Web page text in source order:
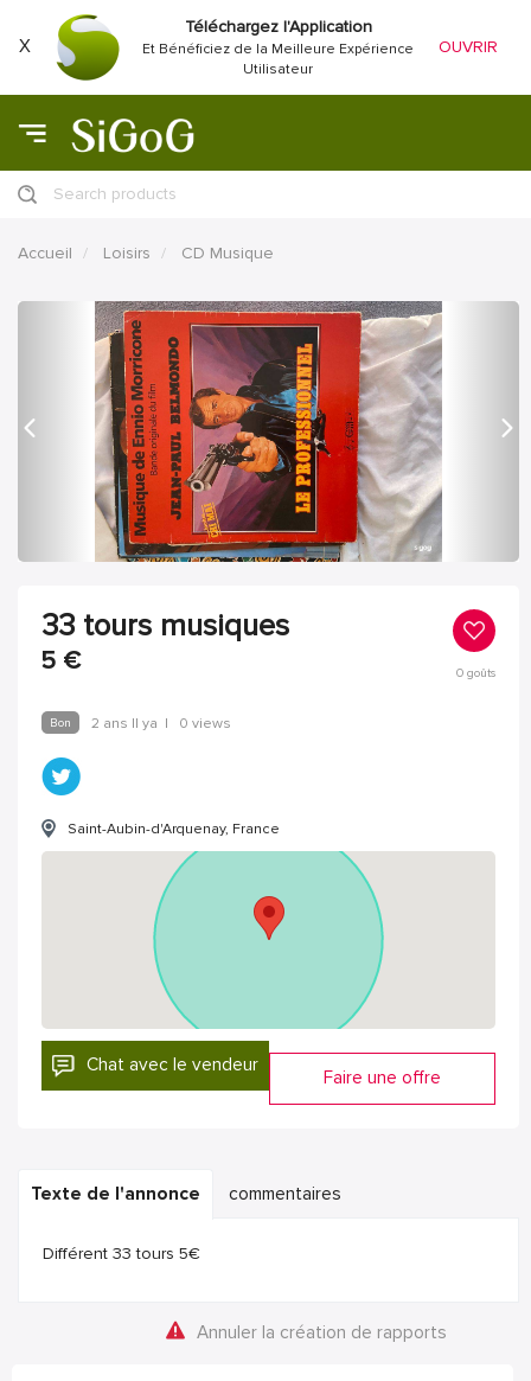
X
Téléchargez l'Application
Et Bénéficiez de la Meilleure Expérience
Utilisateur
OUVRIR
Search products
Accueil Loisirs CD Musique
précédent
33 tours musiques
5 € 0goûts
Bon 2 ans Il ya | 0 views
Saint-Aubin-d'Arquenay, France
Chat avec le vendeur
Faire une offre
Texte de l'annonce commentaires
Différent 33 tours 5€
Annuler la création de rapports